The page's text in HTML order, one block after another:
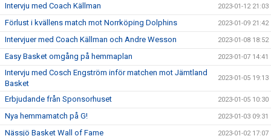
Intervju med Coach Källman 2023-01-12 21:03
Förlust i kvällens match mot Norrköping Dolphins 2023-01-09 21:42
Intervjuer med Coach Källman och Andre Wesson 2023-01-08 18:52
Easy Basket omgång på hemmaplan 2023-01-07 14:41
Intervju med Cosch Engström inför matchen mot Jämtland
Basket
2023-01-05 19:13
Erbjudande från Sponsorhuset 2023-01-05 10:30
Nya hemmamatch på G! 2023-01-03 09:31
Nässjö Basket Wall of Fame 2023-01-02 17:07